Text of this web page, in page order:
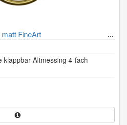
FineArt
klappbar Altmessing 4-fach